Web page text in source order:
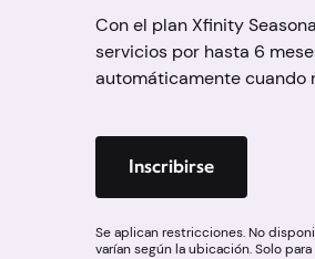
Con el plan Xfinity
servicios por hasta 6
automáticamente cuando
Inscribirse
Se aplican restricciones. No
varían según la ubicación. Solo